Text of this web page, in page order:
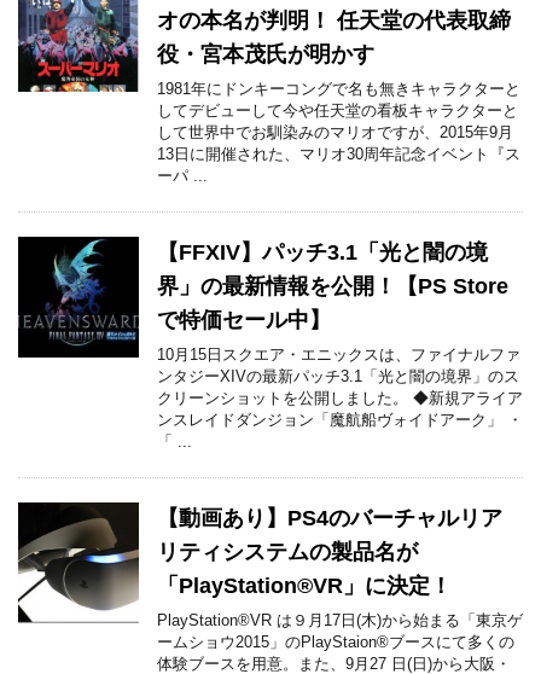
オの本名が判明！ 任天堂の代表取締
役・宮本茂氏が明かす
1981年にドンキーコングで名も無きキャラクターと
してデビューして今や任天堂の看板キャラクターと
して世界中でお馴染みのマリオですが、2015年9月
13日に開催された、マリオ30周年記念イベント『ス
ーパ ...
【FFXIV】パッチ3.1「光と闇の境
界」の最新情報を公開！【PS Store
で特価セール中】
10月15日スクエア・エニックスは、ファイナルファ
ンタジーXIVの最新パッチ3.1「光と闇の境界」のス
クリーンショットを公開しました。 ◆新規アライア
ンスレイドダンジョン「魔航船ヴォイドアーク」 ・
「 ...
【動画あり】PS4のバーチャルリア
リティシステムの製品名が
「PlayStation®VR」に決定！
PlayStation®VR は９月17日(木)から始まる「東京ゲ
ームショウ2015」のPlayStaion®ブースにて多くの
体験ブースを用意。また、9月27 日(日)から大阪・